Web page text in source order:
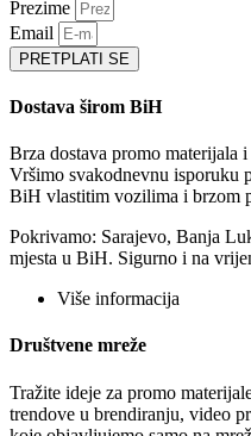
Prezime
Email
PRETPLATI SE
Dostava širom BiH
Brza dostava promo materijala
Vršimo svakodnevnu isporuku
BiH vlastitim vozilima i brzom
Pokrivamo: Sarajevo, Banja
mjesta u BiH. Sigurno i na
Više informacija
Društvene mreže
Tražite ideje za promo
trendove u brendiranju, video